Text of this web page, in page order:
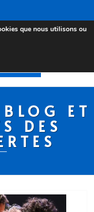
ET
DES
la meilleure
que nous utilisons ou